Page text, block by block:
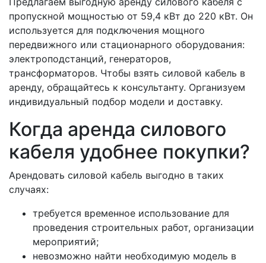
пропускной мощностью от 59,4 кВт до 220 кВт. Он
используется для подключения мощного
передвижного или стационарного оборудования:
электроподстанций, генераторов,
трансформаторов. Чтобы взять силовой кабель в
аренду, обращайтесь к консультанту. Организуем
индивидуальный подбор модели и доставку.
Когда аренда силового
кабеля удобнее покупки?
Арендовать силовой кабель выгодно в таких
случаях:
требуется временное использование для
проведения строительных работ, организации
мероприятий;
невозможно найти необходимую модель в